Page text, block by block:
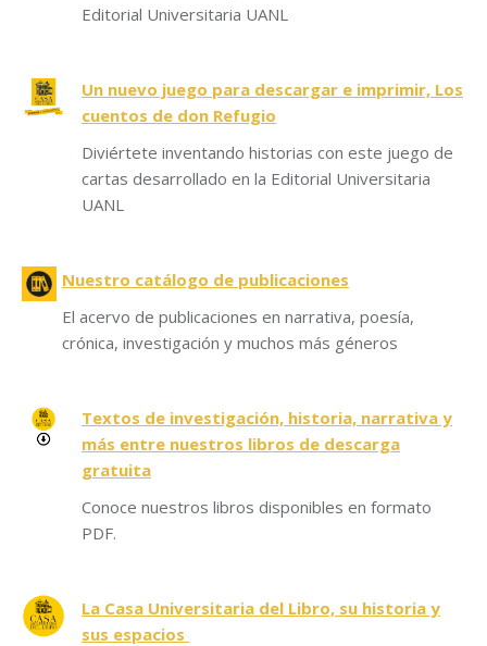
Editorial Universitaria UANL
Un nuevo juego para descargar e imprimir, Los
cuentos de don Refugio
Diviértete inventando historias con este juego de
cartas desarrollado en la Editorial Universitaria
UANL
Nuestro catálogo de publicaciones
El acervo de publicaciones en narrativa, poesía,
crónica, investigación y muchos más géneros
Textos de investigación, historia, narrativa y
más entre nuestros libros de descarga
gratuita
Conoce nuestros libros disponibles en formato
PDF.
La Casa Universitaria del Libro, su historia y
sus espacios